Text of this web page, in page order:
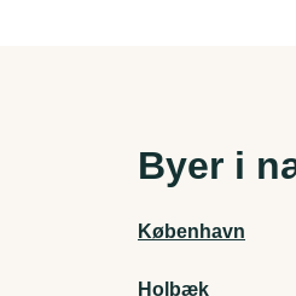
Byer i
København
Holbæk